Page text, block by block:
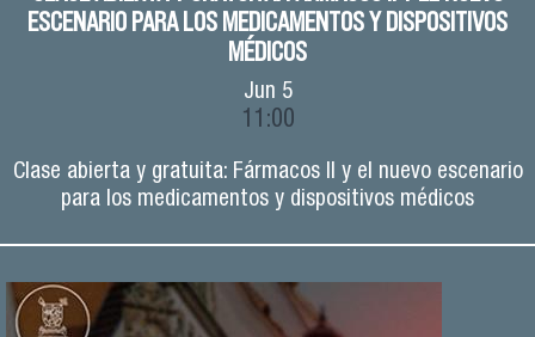
ESCENARIO PARA LOS MEDICAMENTOS Y DISPOSITIVOS
MÉDICOS
Jun 5
11:00
Clase abierta y gratuita: Fármacos II y el nuevo escenario
para los medicamentos y dispositivos médicos